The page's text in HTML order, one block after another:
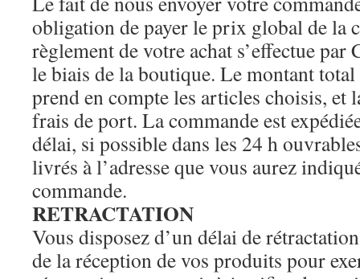
obligation de payer le prix global de la
règlement de votre achat s’effectue par
le biais de la boutique. Le montant
prend en compte les articles choisis, et
frais de port. La commande est
délai, si possible dans les 24 h
livrés à l’adresse que vous aurez
commande.
RETRACTATION
Vous disposez d’un délai de
de la réception de vos produits pour